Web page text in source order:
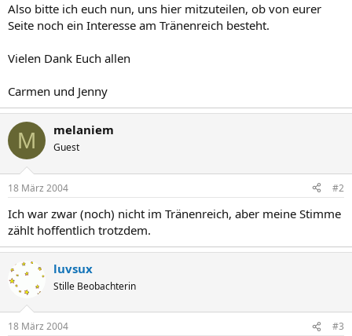
Also bitte ich euch nun, uns hier mitzuteilen, ob von eurer
Seite noch ein Interesse am Tränenreich besteht.
Vielen Dank Euch allen
Carmen und Jenny
M melaniem
Guest
18 März 2004 #2
Ich war zwar (noch) nicht im Tränenreich, aber meine Stimme
zählt hoffentlich trotzdem.
luvsux
Stille Beobachterin
18 März 2004 #3